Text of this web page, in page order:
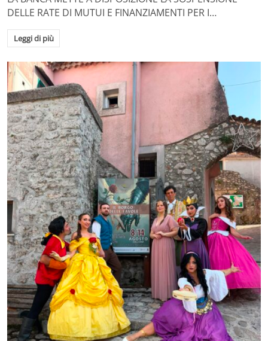
DELLE RATE DI MUTUI E FINANZIAMENTI PER I…
Leggi di più